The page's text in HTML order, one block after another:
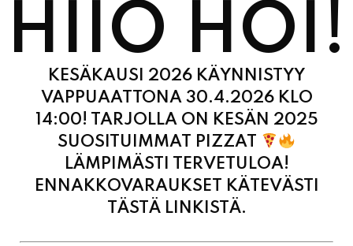
KESÄKAUSI 2026 KÄYNNISTYY
VAPPUAATTONA 30.4.2026 KLO
14:00! TARJOLLA ON KESÄN 2025
SUOSITUIMMAT PIZZAT
LÄMPIMÄSTI TERVETULOA!
ENNAKKOVARAUKSET KÄTEVÄSTI
TÄSTÄ LINKISTÄ.